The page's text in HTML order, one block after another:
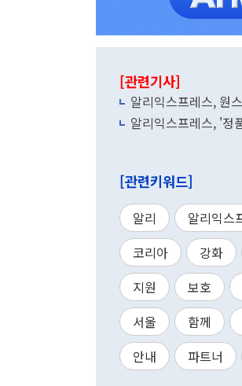
[관련기사]
알리익스프레스, 원
알리익스프레스, '정
[관련키워드]
알리 알리익스
코리아
강화
지원
보호
서울
함께
안내
파트너